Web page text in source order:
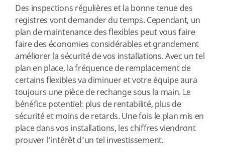
Des inspections régulières et la bonne tenue des
registres vont demander du temps. Cependant, un
plan de maintenance des flexibles peut vous faire
faire des économies considérables et grandement
améliorer la sécurité de vos installations. Avec un tel
plan en place, la fréquence de remplacement de
certains flexibles va diminuer et votre équipe aura
toujours une pièce de rechange sous la main. Le
bénéfice potentiel: plus de rentabilité, plus de
sécurité et moins de retards. Une fois le plan mis en
place dans vos installations, les chiffres viendront
prouver l’intérêt d’un tel investissement.